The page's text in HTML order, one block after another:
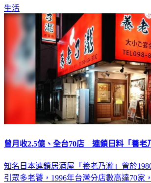
生活
曾月收2.5億、全台70店 連鎖日料「養老
知名日本連鎖居酒屋「養老乃瀧」曾於
引眾多老饕，1996年台灣分店數高達70家